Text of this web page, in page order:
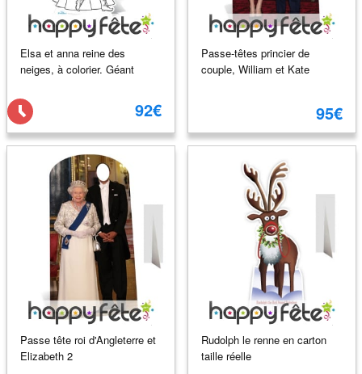
Elsa et anna reine des
neiges, à colorier. Géant
92€
Passe-têtes princier de
couple, William et Kate
95€
Passe tête roi d'Angleterre et
Elizabeth 2
Rudolph le renne en carton
taille réelle